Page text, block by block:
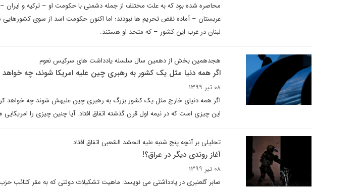
محاصره شده بود که به علت مختلف از جمله دشمنی با حکومت او – ترکیه و ایران
عربستان – آماده نقض تحریم ها نبودند؛ اما اکنون حکومت اسد از سوی
لبنان در غرب این کشور – که متحد او هستند.
هجدهمین بخش از دهمین سال سلسله یادداشت های سرکیس نعوم
اگر همه دنیا مثل یک کشور به رهبری چین علیه امریکا شوند، چه
۰۸ تیر ۱۳۹۹
اگر همه دنیای خارج مثل یک کشور بزرگ به رهبری چین علیهش شوند چه خواهد
این چیزی است که در نیمه اول قرن گذشته اتفاق افتاد. آیا چنین چیزی را
تحلیلی بر آنچه پنج شنبه علیه الحشد الشعبی اتفاق افتاد
آغاز روندی دیگر در عراق؟!
۰۸ تیر ۱۳۹۹